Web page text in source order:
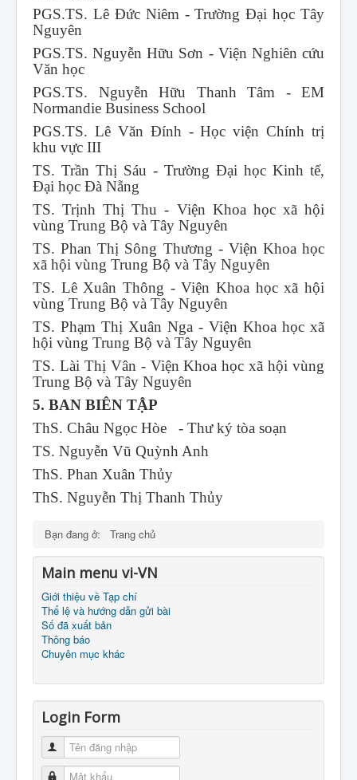
PGS.TS. Lê Đức Niêm - Trường Đại học Tây
Nguyên
PGS.TS. Nguyễn Hữu Sơn - Viện Nghiên cứu
Văn học
PGS.TS. Nguyễn Hữu Thanh Tâm - EM
Normandie Business School
PGS.TS. Lê Văn Đính - Học viện Chính trị
khu vực III
TS. Trần Thị Sáu - Trường Đại học Kinh tế,
Đại học Đà Nẵng
TS. Trịnh Thị Thu - Viện Khoa học xã hội
vùng Trung Bộ và Tây Nguyên
TS. Phan Thị Sông Thương - Viện Khoa học
xã hội vùng Trung Bộ và Tây Nguyên
TS. Lê Xuân Thông - Viện Khoa học xã hội
vùng Trung Bộ và Tây Nguyên
TS. Phạm Thị Xuân Nga - Viện Khoa học xã
hội vùng Trung Bộ và Tây Nguyên
TS. Lài Thị Vân - Viện Khoa học xã hội vùng
Trung Bộ và Tây Nguyên
5. BAN BIÊN TẬP
ThS. Châu Ngọc Hòe - Thư ký tòa soạn
TS. Nguyễn Vũ Quỳnh Anh
ThS. Phan Xuân Thủy
ThS. Nguyễn Thị Thanh Thủy
Bạn đang ở: Trang chủ
Main menu vi-VN
Giới thiệu về Tạp chí
Thể lệ và hướng dẫn gửi bài
Số đã xuất bản
Thông báo
Chuyên mục khác
Login Form
Tên đăng nhập
Mật khẩu